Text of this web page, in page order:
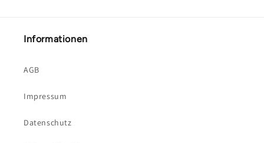
Informationen
AGB
Impressum
Datenschutz